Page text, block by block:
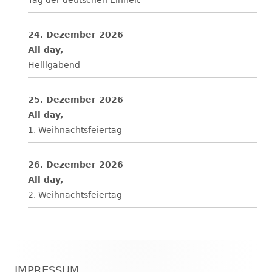
24. Dezember 2026
All day,
Heiligabend
25. Dezember 2026
All day,
1. Weihnachtsfeiertag
26. Dezember 2026
All day,
2. Weihnachtsfeiertag